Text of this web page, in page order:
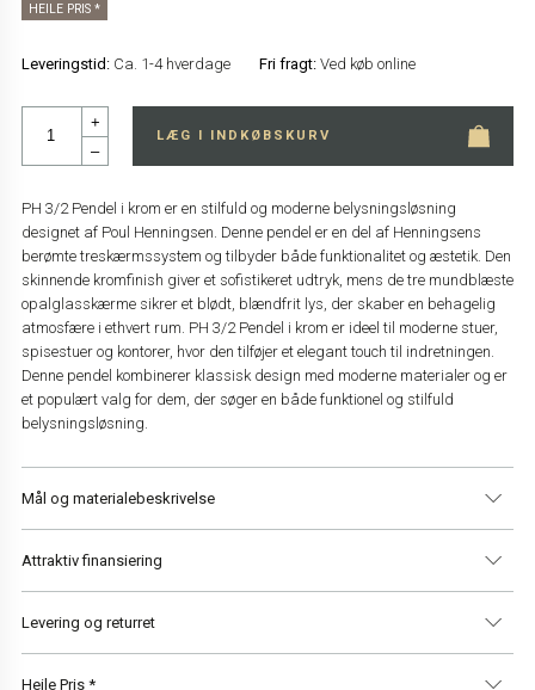
HEILE PRIS *
Leveringstid: Ca. 1-4 hverdage Fri fragt: Ved køb online
+
–
LÆG I INDKØBSKURV
PH 3/2 Pendel i krom er en stilfuld og moderne belysningsløsning
designet af Poul Henningsen. Denne pendel er en del af Henningsens
berømte treskærmssystem og tilbyder både funktionalitet og æstetik. Den
skinnende kromfinish giver et sofistikeret udtryk, mens de tre mundblæste
opalglasskærme sikrer et blødt, blændfrit lys, der skaber en behagelig
atmosfære i ethvert rum. PH 3/2 Pendel i krom er ideel til moderne stuer,
spisestuer og kontorer, hvor den tilføjer et elegant touch til indretningen.
Denne pendel kombinerer klassisk design med moderne materialer og er
et populært valg for dem, der søger en både funktionel og stilfuld
belysningsløsning.
Mål og materialebeskrivelse
Materialer
højglansforkromet ophæng
Højde
Diameter
28,5 cm
Attraktiv finansiering
Levering og returret
Vi har altid gratis levering i Danmark og 14 dages returret.
Heile Pris *